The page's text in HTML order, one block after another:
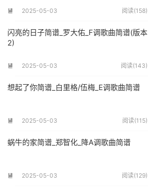
 2025-05-03 阅读(158)
闪亮的日子简谱_罗大佑_F调歌曲简谱(版本
2)
 2025-05-03 阅读(143)
想起了你简谱_白里格/伍梅_E调歌曲简谱
 2025-05-03 阅读(115)
蜗牛的家简谱_郑智化_降A调歌曲简谱
 2025-05-03 阅读(129)